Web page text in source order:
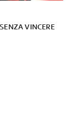
VINCERE